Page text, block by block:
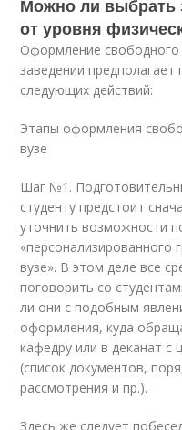
Можно ли выбрать
от уровня
Оформление
заведении
следующих действий:
Этапы оформления
вузе
Шаг №1.
студенту предстоит
уточнить возможности
«персонализированного
вузе». В этом деле все
поговорить со
ли они с подобным
оформления, куда
кафедру или в деканат с
(список документов,
рассмотрения и пр.).
Здесь же следует